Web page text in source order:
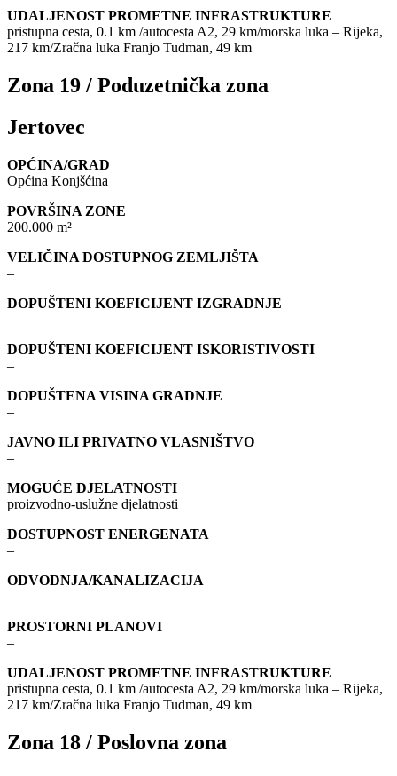
UDALJENOST PROMETNE INFRASTRUKTURE
pristupna cesta, 0.1 km /autocesta A2, 29 km/morska luka – Rijeka,
217 km/Zračna luka Franjo Tuđman, 49 km
Zona 19 / Poduzetnička zona
Jertovec
OPĆINA/GRAD
Općina Konjšćina
POVRŠINA ZONE
200.000 m²
VELIČINA DOSTUPNOG ZEMLJIŠTA
–
DOPUŠTENI KOEFICIJENT IZGRADNJE
–
DOPUŠTENI KOEFICIJENT ISKORISTIVOSTI
–
DOPUŠTENA VISINA GRADNJE
–
JAVNO ILI PRIVATNO VLASNIŠTVO
–
MOGUĆE DJELATNOSTI
proizvodno-uslužne djelatnosti
DOSTUPNOST ENERGENATA
–
ODVODNJA/KANALIZACIJA
–
PROSTORNI PLANOVI
–
UDALJENOST PROMETNE INFRASTRUKTURE
pristupna cesta, 0.1 km /autocesta A2, 29 km/morska luka – Rijeka,
217 km/Zračna luka Franjo Tuđman, 49 km
Zona 18 / Poslovna zona